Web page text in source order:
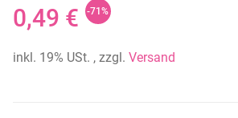
0,49 € -71%
inkl. 19% USt. , zzgl. Versand